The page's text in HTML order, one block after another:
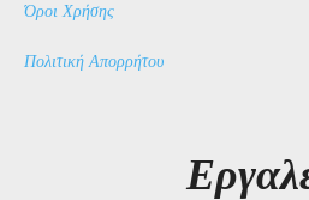
Όροι Χρήσης
Πολιτική Απορρήτου